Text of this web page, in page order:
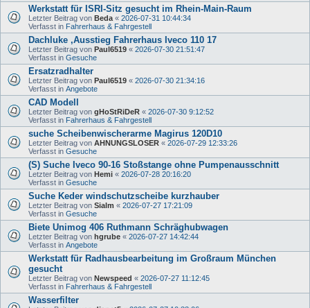
Werkstatt für ISRI-Sitz gesucht im Rhein-Main-Raum
Letzter Beitrag von Beda « 2026-07-31 10:44:34
Verfasst in Fahrerhaus & Fahrgestell
Dachluke ,Ausstieg Fahrerhaus Iveco 110 17
Letzter Beitrag von Paul6519 « 2026-07-30 21:51:47
Verfasst in Gesuche
Ersatzradhalter
Letzter Beitrag von Paul6519 « 2026-07-30 21:34:16
Verfasst in Angebote
CAD Modell
Letzter Beitrag von gHoStRiDeR « 2026-07-30 9:12:52
Verfasst in Fahrerhaus & Fahrgestell
suche Scheibenwischerarme Magirus 120D10
Letzter Beitrag von AHNUNGSLOSER « 2026-07-29 12:33:26
Verfasst in Gesuche
(S) Suche Iveco 90-16 Stoßstange ohne Pumpenausschnitt
Letzter Beitrag von Hemi « 2026-07-28 20:16:20
Verfasst in Gesuche
Suche Keder windschutzscheibe kurzhauber
Letzter Beitrag von Sialm « 2026-07-27 17:21:09
Verfasst in Gesuche
Biete Unimog 406 Ruthmann Schräghubwagen
Letzter Beitrag von hgrube « 2026-07-27 14:42:44
Verfasst in Angebote
Werkstatt für Radhausbearbeitung im Großraum München
gesucht
Letzter Beitrag von Newspeed « 2026-07-27 11:12:45
Verfasst in Fahrerhaus & Fahrgestell
Wasserfilter